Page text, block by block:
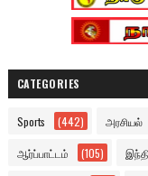
CATEGORIES
Sports (442) அரசியல்
ஆர்ப்பாட்டம் (105)